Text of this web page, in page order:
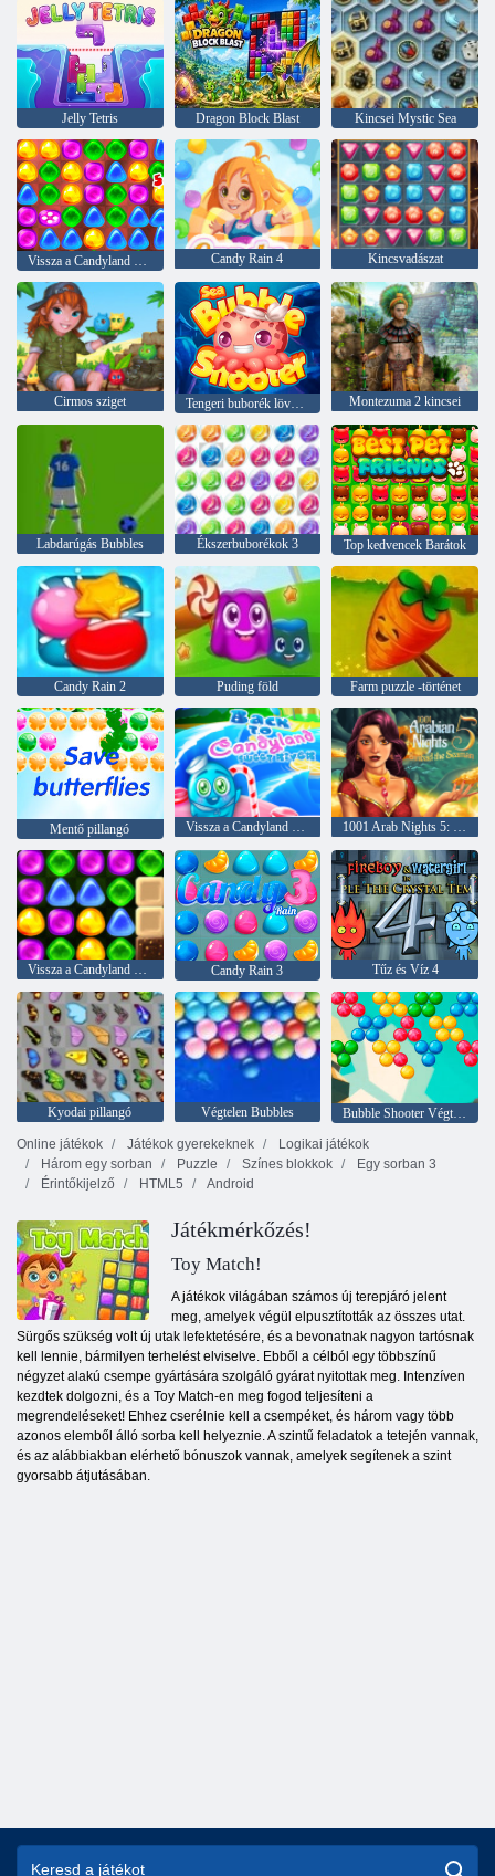
Jelly Tetris Dragon Block Blast Kincsei Mystic Sea
Candy Rain 4 Kincsvadászat
Cirmos sziget Tengeri buborék lövöldözős Montezuma 2 kincsei
Labdarúgás Bubbles Ékszerbuborékok 3 Top kedvencek Barátok
Candy Rain 2 Puding föld Farm puzzle -történet
Mentő pillangó Vissza a Candyland Sweet Riverbe 1001 Arab Nights 5: Sinbad a tengerész
Vissza a Candyland 4 -hez: nyalóka kert Candy Rain 3 Tűz és Víz 4
Kyodai pillangó Végtelen Bubbles
Bubble Shooter Végtelen
Online játékok
Játékok gyerekeknek
Logikai játékok
Három egy sorban
Puzzle Színes blokkok
Egy sorban 3
Érintőkijelző
HTML5 Android
Játékmérkőzés!
Toy Match!
A játékok világában számos új terepjáró jelent
meg, amelyek végül elpusztították az összes utat.
Sürgős szükség volt új utak lefektetésére, és a bevonatnak nagyon tartósnak
kell lennie, bármilyen terhelést elviselve. Ebből a célból egy többszínű
négyzet alakú csempe gyártására szolgáló gyárat nyitottak meg. Intenzíven
kezdtek dolgozni, és a Toy Match-en meg fogod teljesíteni a
megrendeléseket! Ehhez cserélnie kell a csempéket, és három vagy több
azonos elemből álló sorba kell helyeznie. A szintű feladatok a tetején vannak,
és az alábbiakban elérhető bónuszok vannak, amelyek segítenek a szint
gyorsabb átjutásában.